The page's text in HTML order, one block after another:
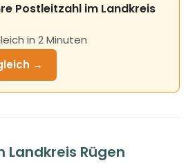
Postleitzahl im Landkreis
in 2 Minuten
→
Landkreis Rügen